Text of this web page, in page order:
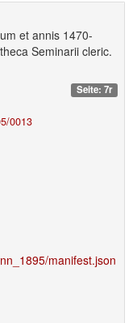
et annis 1470-
Seminarii cleric.
Seite: 7r
0013
manifest.json